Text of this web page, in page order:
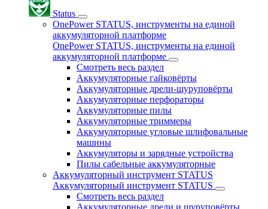
Status
OnePower STATUS, инструменты на единой
аккумуляторной платформе
OnePower STATUS, инструменты на единой
аккумуляторной платформе
Смотреть весь раздел
Аккумуляторные гайковёрты
Аккумуляторные дрели-шуруповёрты
Аккумуляторные перфораторы
Аккумуляторные пилы
Аккумуляторные триммеры
Аккумуляторные угловые шлифовальные
машины
Аккумуляторы и зарядные устройства
Пилы сабельные аккумуляторные
Аккумуляторный инструмент STATUS
Аккумуляторный инструмент STATUS
Смотреть весь раздел
Аккумуляторные дрели и шуруповёрты